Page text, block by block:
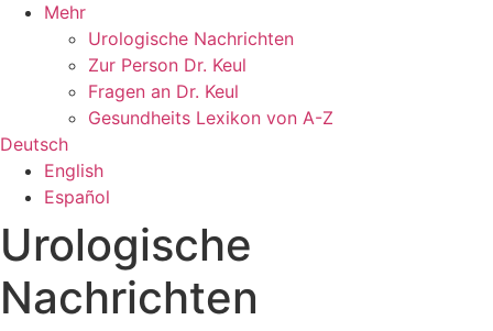
Mehr
Urologische Nachrichten
Zur Person Dr. Keul
Fragen an Dr. Keul
Gesundheits Lexikon von A-Z
Deutsch
English
Español
Urologische
Nachrichten